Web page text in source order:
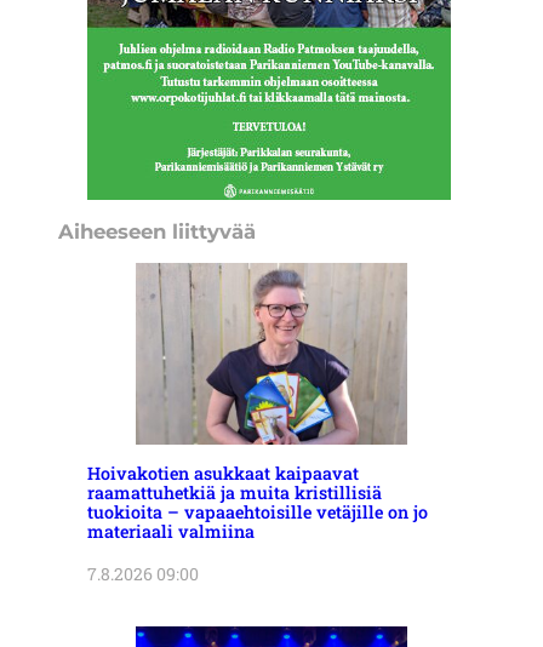
Aiheeseen liittyvää
Hoivakotien asukkaat kaipaavat
raamattuhetkiä ja muita kristillisiä
tuokioita – vapaaehtoisille vetäjille on jo
materiaali valmiina
7.8.2026 09:00